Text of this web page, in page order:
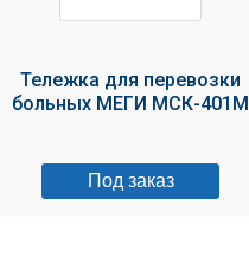
Тележка для перевозки
больных МЕГИ МСК-401М
Под заказ